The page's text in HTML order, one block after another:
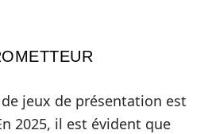
de jeux de présentation est
2025, il est évident que